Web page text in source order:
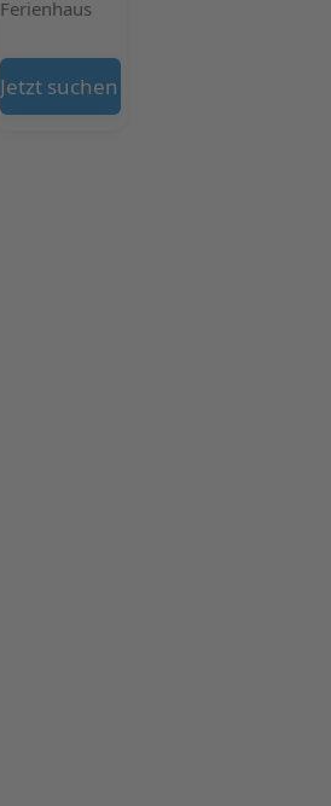
Ferienhaus
Jetzt suchen auf Booking.com